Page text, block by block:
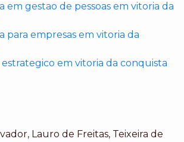
em gestao de pessoas em vitoria da
para empresas em vitoria da
em vitoria da conquista
, Lauro de Freitas, Teixeira de